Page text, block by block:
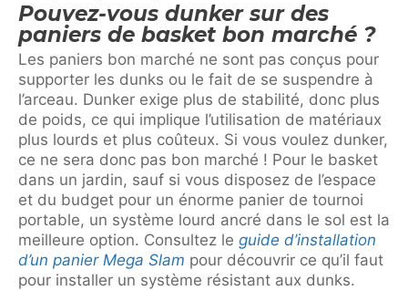
Pouvez-vous dunker sur des
paniers de basket bon marché ?
Les paniers bon marché ne sont pas conçus pour
supporter les dunks ou le fait de se suspendre à
l’arceau. Dunker exige plus de stabilité, donc plus
de poids, ce qui implique l’utilisation de matériaux
plus lourds et plus coûteux. Si vous voulez dunker,
ce ne sera donc pas bon marché ! Pour le basket
dans un jardin, sauf si vous disposez de l’espace
et du budget pour un énorme panier de tournoi
portable, un système lourd ancré dans le sol est la
meilleure option. Consultez le guide d’installation
d’un panier Mega Slam pour découvrir ce qu’il faut
pour installer un système résistant aux dunks.